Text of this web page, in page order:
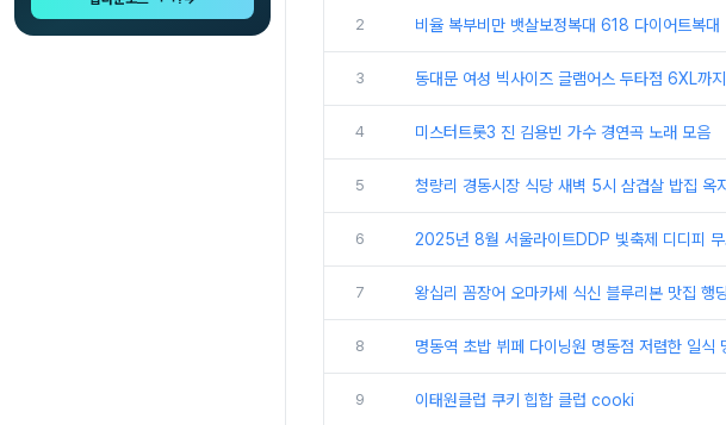
2 비율 복부비만 뱃살보정복대 618 다이어트복대
3 동대문 여성 빅사이즈 글램어스 두타점 6XL까
4 미스터트롯3 진 김용빈 가수 경연곡 노래 모음
5 청량리 경동시장 식당 새벽 5시 삼겹살 밥집 옥
6 2025년 8월 서울라이트DDP 빛축제 디디피
7 왕십리 꼼장어 오마카세 식신 블루리본 맛집 행
8 명동역 초밥 뷔페 다이닝원 명동점 저렴한 일식
9 이태원클럽 쿠키 힙합 클럽 cooki